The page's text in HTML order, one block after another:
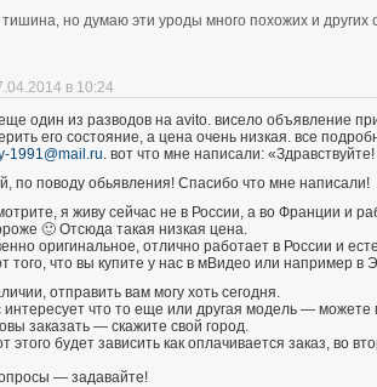
тишина, но думаю эти уроды много похожих и
в 10:24
один из разводов на avito. висело объявление
его состояние, а цена очень низкая. все
1991@mail.ru . вот что мне написали: «Здравствуйте!
по поводу обьявления! Спасибо что мне написали!
я живу сейчас не в России, а во Франции и
🙂 Отсюда такая низкая цена.
оригинальное, отлично работает в России и
того, что вы купите у нас в мВидео или например в
отправить вам могу хоть сегодня.
интересует что то еще или другая модель —
заказать — скажите свой город.
этого будет зависить как оплачивается заказ, во
— задавайте!